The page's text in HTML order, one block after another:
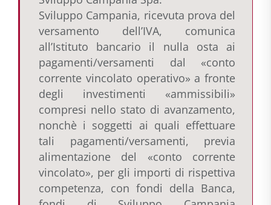
Sviluppo Campania, ricevuta prova del
versamento dell’IVA, comunica
all’Istituto bancario il nulla osta ai
pagamenti/versamenti dal «conto
corrente vincolato operativo» a fronte
degli investimenti «ammissibili»
compresi nello stato di avanzamento,
nonchè i soggetti ai quali effettuare
tali pagamenti/versamenti, previa
alimentazione del «conto corrente
vincolato», per gli importi di rispettiva
competenza, con fondi della Banca,